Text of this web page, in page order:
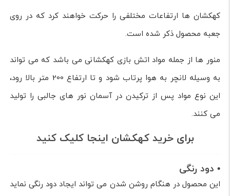
کهکشان ها ارتفاعات مختلفی را حرکت خواهند کرد که در روی
جعبه محصول ذکر شده است.
منور ها از جمله مواد اتش بازی کهکشانی می باشد که می تواند
به وسیله لانچر به هوا پرتاب شود و تا ارتفاع 200 متر بالا رود،
این نوع مواد پس از ترکیدن در آسمان نور های جالبی را تولید
می کنند.
برای خرید کهکشان اینجا کلیک کنید
• دود رنگی
این محصول در هنگام روشن شدن می تواند ایجاد دود رنگی نماید